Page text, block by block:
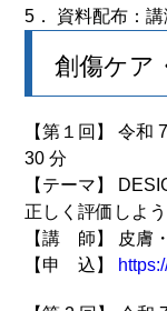
5． 資料配布：
創傷ケア
【第１回】 令和
30 分
【テーマ】
正しく評価しよ
【講 師】 皮膚
【申 込】